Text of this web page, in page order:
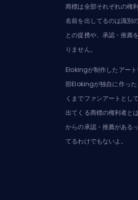
商標は全部それぞれの権
名前を出してるのは識別
との提携や、承認・推薦
りません。
Elokingが制作したアー
部Elokingが独自に作っ
くまでファンアートとし
出てくる商標の権利者と
からの承認・推薦がある
てるわけでもないよ。